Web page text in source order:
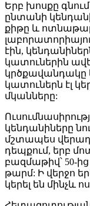
Երբ խոսքը
ընտանի
քիթը և
էին,
կատուներին
կրծքավանդակը
կատուներն էլ
մկանները:
կենդանիները
մշտապես
դեպքում, երբ
բազմաթիվ՝ 50-ից
թարմ: Ի վերջո
կերել են մինչև